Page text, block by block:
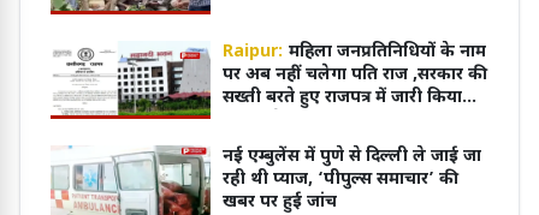
Raipur: महिला जनप्रतिनिधियों के नाम
पर अब नहीं चलेगा पति राज ,सरकार की
सख्ती बरते हुए राजपत्र में जारी किया
नई एम्बुलेंस में पुणे से दिल्ली ले जाई जा
रही थी प्याज, ‘पीपुल्स समाचार’ की
खबर पर हुई जांच